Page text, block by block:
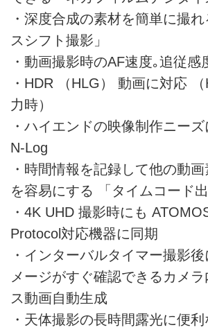
・深度合成の素材を簡単に撮
スシフト撮影」
・動画撮影時のAF速度｡追従
・HDR （HLG） 動画に対応
力時）
・ハイエンドの映像制作ニー
N-Log
・時間情報を記録して他の動
を容易にする 「タイムコード出
・4K UHD 撮影時にも
Protocol対応機器に同期
・インターバルタイマー撮影
メージがすぐ確認できるカメ
ス動画自動生成
・天体撮影の長時間露光に便